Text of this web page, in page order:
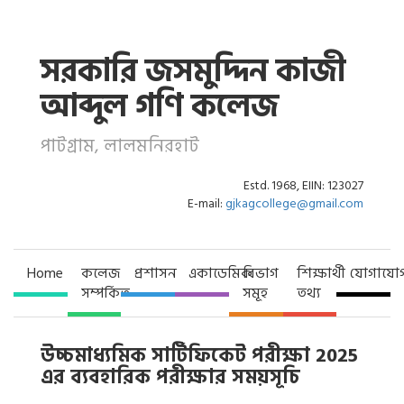
সরকারি জসমুদ্দিন কাজী
আব্দুল গণি কলেজ
পাটগ্রাম, লালমনিরহাট
Estd. 1968, EIIN: 123027
E-mail:gjkagcollege@gmail.com
Home
কলেজ
সম্পর্কিত
প্রশাসন একাডেমিকবিভাগ
সমূহ
শিক্ষার্থী
তথ্য
উচ্চমাধ্যমিক সার্টিফিকেট পরীক্ষা 2025
এর ব্যবহারিক পরীক্ষার সময়সূচি